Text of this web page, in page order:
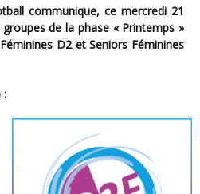
de la phase « Printemps »
D2 et Seniors Féminines
: